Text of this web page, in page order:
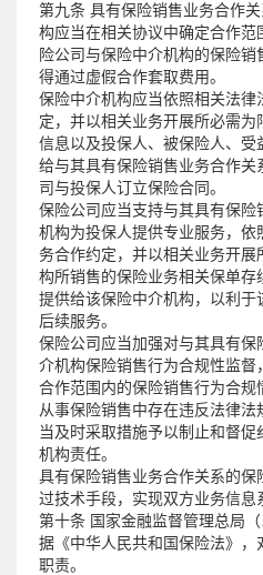
第九条 具有保险销售业务合作
构应当在相关协议中确定合作
险公司与保险中介机构的保险
得通过虚假合作套取费用。
保险中介机构应当依照相关法律
定，并以相关业务开展所必需
信息以及投保人、被保险人、
给与其具有保险销售业务合作
司与投保人订立保险合同。
保险公司应当支持与其具有保
机构为投保人提供专业服务，
务合作约定，并以相关业务开
构所销售的保险业务相关保单
提供给该保险中介机构，以利
后续服务。
保险公司应当加强对与其具有
介机构保险销售行为合规性监
合作范围内的保险销售行为合
从事保险销售中存在违反法律
当及时采取措施予以制止和督
机构责任。
具有保险销售业务合作关系的
过技术手段，实现双方业务信息
第十条 国家金融监督管理总局
据《中华人民共和国保险法》
职责。